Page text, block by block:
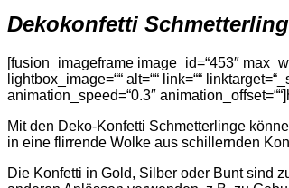
Dekokonfetti
[fusion_imageframe image_id=“453″
lightbox_image=““ alt=““ link=““
animation_speed=“0.3″
Mit den Deko-Konfetti Schmetterlinge
in eine flirrende Wolke aus schillernden
Die Konfetti in Gold, Silber oder Bunt sind